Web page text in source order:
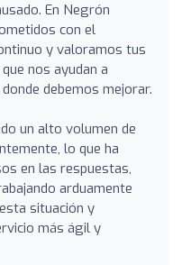
En Negrón
con el
y valoramos tus
nos ayudan a
debemos mejorar.
un alto volumen de
lo que ha
en las respuestas,
arduamente
situación y
más ágil y